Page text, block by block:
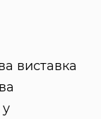
виставка
у